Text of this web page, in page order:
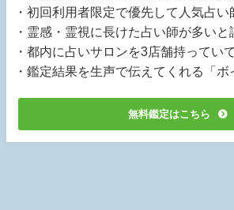
・初回利用者限定で優先して人気占い
・霊感・霊視に長けた占い師が多いと
・都内に占いサロンを3店舗持ってい
・鑑定結果を生声で伝えてくれる「ボ
無料鑑定はこちら